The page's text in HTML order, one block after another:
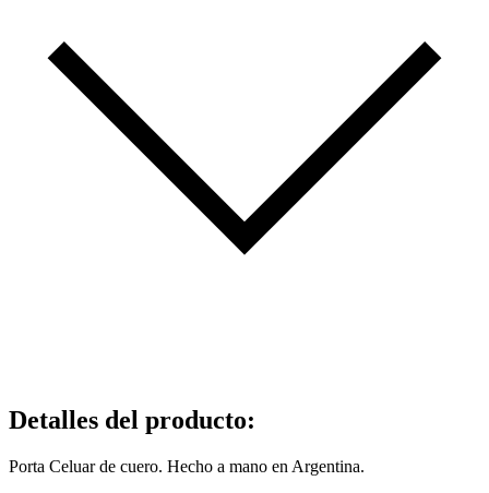
Detalles del producto:
Porta Celuar de cuero. Hecho a mano en Argentina.